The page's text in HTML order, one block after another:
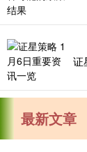
证
最新文章